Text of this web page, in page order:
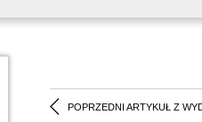
POPRZEDNI ARTYKUŁ Z